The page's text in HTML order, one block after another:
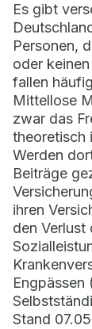
Es gibt
Personen,
oder
fallen
Mittellose
zwar das
theoretisch
Werden
Beiträge
ihren
den Verlust
Engpässen
Stand